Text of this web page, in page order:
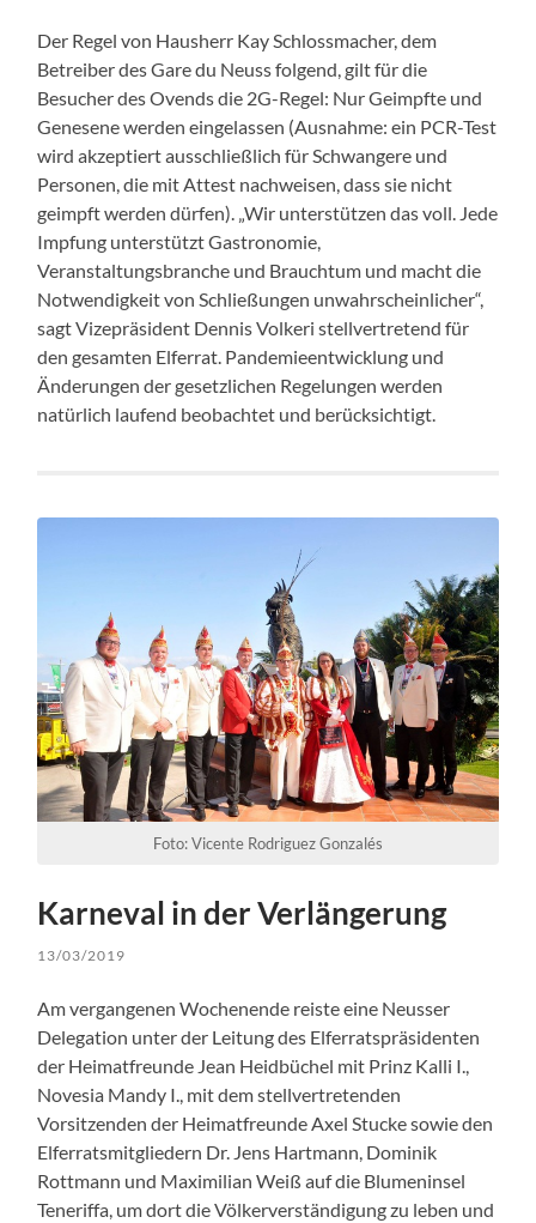
Der Regel von Hausherr Kay Schlossmacher, dem
Betreiber des Gare du Neuss folgend, gilt für die
Besucher des Ovends die 2G-Regel: Nur Geimpfte und
Genesene werden eingelassen (Ausnahme: ein PCR-Test
wird akzeptiert ausschließlich für Schwangere und
Personen, die mit Attest nachweisen, dass sie nicht
geimpft werden dürfen). „Wir unterstützen das voll. Jede
Impfung unterstützt Gastronomie,
Veranstaltungsbranche und Brauchtum und macht die
Notwendigkeit von Schließungen unwahrscheinlicher“,
sagt Vizepräsident Dennis Volkeri stellvertretend für
den gesamten Elferrat. Pandemieentwicklung und
Änderungen der gesetzlichen Regelungen werden
natürlich laufend beobachtet und berücksichtigt.
Foto: Vicente Rodriguez Gonzalés
Karneval in der Verlängerung
13/03/2019
Am vergangenen Wochenende reiste eine Neusser
Delegation unter der Leitung des Elferratspräsidenten
der Heimatfreunde Jean Heidbüchel mit Prinz Kalli I.,
Novesia Mandy I., mit dem stellvertretenden
Vorsitzenden der Heimatfreunde Axel Stucke sowie den
Elferratsmitgliedern Dr. Jens Hartmann, Dominik
Rottmann und Maximilian Weiß auf die Blumeninsel
Teneriffa, um dort die Völkerverständigung zu leben und